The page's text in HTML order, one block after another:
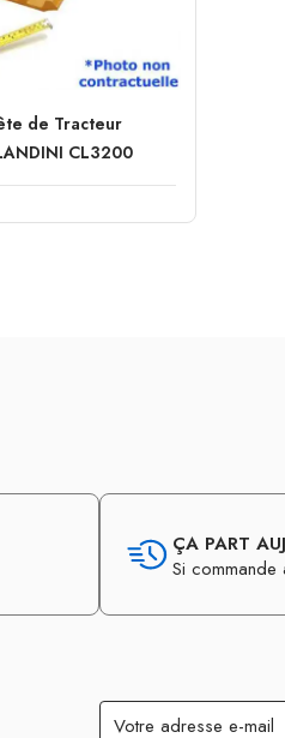
de Tracteur
CL3200
ÇA PART
Si commande